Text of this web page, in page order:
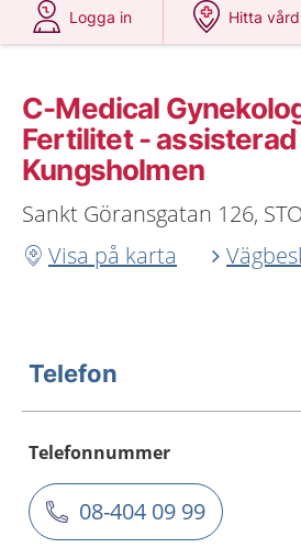
Logga in
Hitta vård
C-Medical
Fertilitet -
Kungsholmen
Sankt Göransgatan 126,
Visa på karta
Telefon
Telefonnummer
08-404 09 99